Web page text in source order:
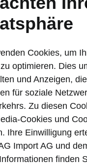
Scheinwerfer
Aerodynamik,
Materialien
Motoren aus
of-the-Art
Cookies, um
optimieren. Dies
und Anzeigen,
für soziale
Zu diesen
Cookies und
Ihre Einwilligung
Import AG und
finden